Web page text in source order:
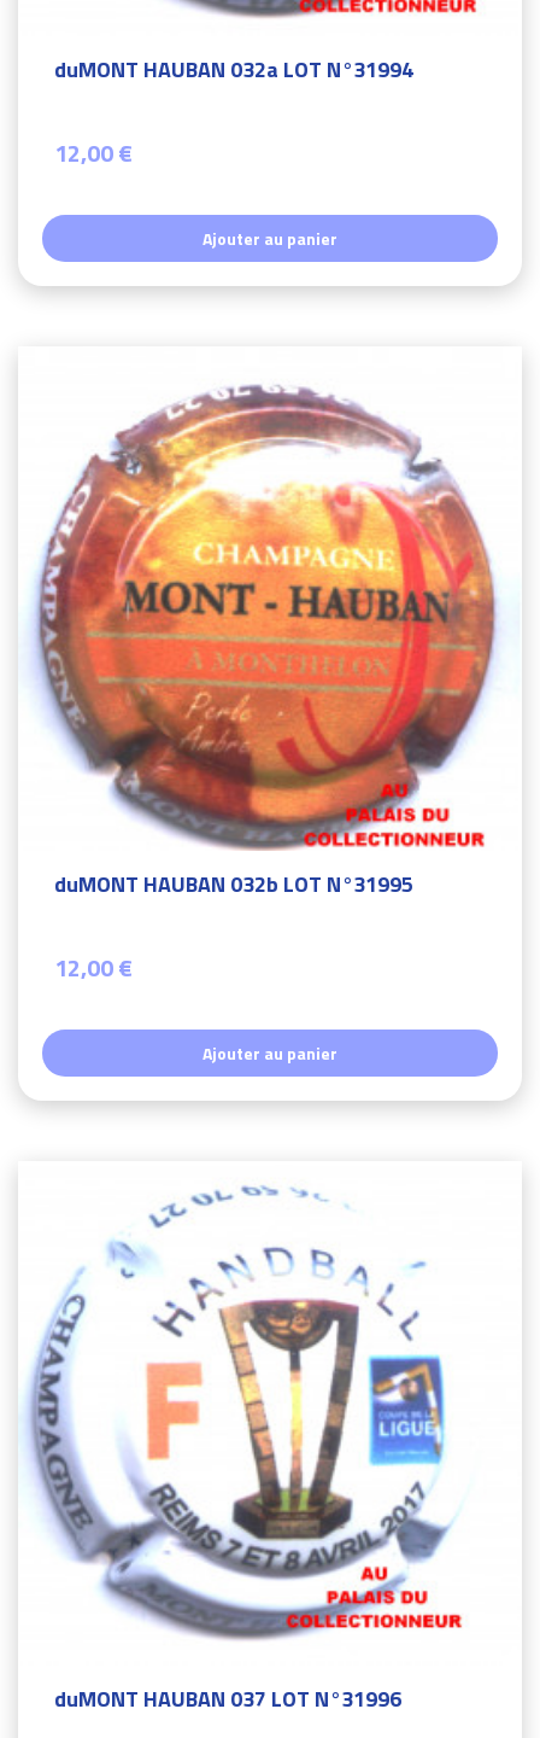
duMONT HAUBAN 032a LOT N°31994
12,00 €
Ajouter au panier
duMONT HAUBAN 032b LOT N°31995
12,00 €
Ajouter au panier
duMONT HAUBAN 037 LOT N°31996